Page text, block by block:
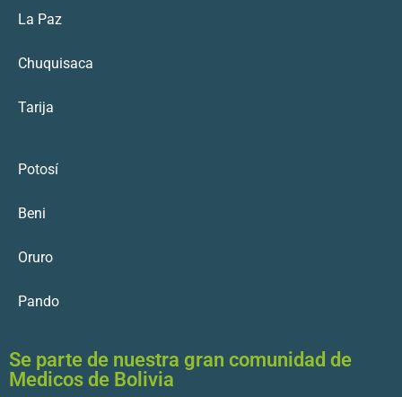
La Paz
Chuquisaca
Tarija
Potosí
Beni
Oruro
Pando
Se parte de nuestra gran comunidad de
Medicos de Bolivia